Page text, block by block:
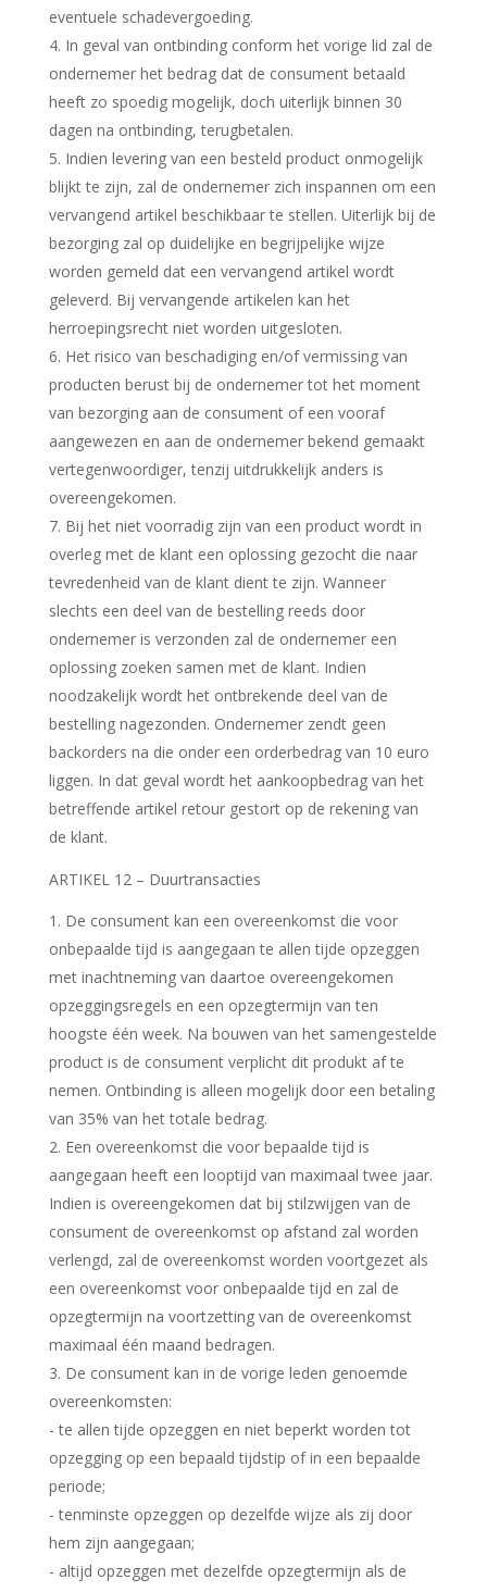
eventuele schadevergoeding.
4. In geval van ontbinding conform het vorige lid zal de
ondernemer het bedrag dat de consument betaald
heeft zo spoedig mogelijk, doch uiterlijk binnen 30
dagen na ontbinding, terugbetalen.
5. Indien levering van een besteld product onmogelijk
blijkt te zijn, zal de ondernemer zich inspannen om een
vervangend artikel beschikbaar te stellen. Uiterlijk bij de
bezorging zal op duidelijke en begrijpelijke wijze
worden gemeld dat een vervangend artikel wordt
geleverd. Bij vervangende artikelen kan het
herroepingsrecht niet worden uitgesloten.
6. Het risico van beschadiging en/of vermissing van
producten berust bij de ondernemer tot het moment
van bezorging aan de consument of een vooraf
aangewezen en aan de ondernemer bekend gemaakt
vertegenwoordiger, tenzij uitdrukkelijk anders is
overeengekomen.
7. Bij het niet voorradig zijn van een product wordt in
overleg met de klant een oplossing gezocht die naar
tevredenheid van de klant dient te zijn. Wanneer
slechts een deel van de bestelling reeds door
ondernemer is verzonden zal de ondernemer een
oplossing zoeken samen met de klant. Indien
noodzakelijk wordt het ontbrekende deel van de
bestelling nagezonden. Ondernemer zendt geen
backorders na die onder een orderbedrag van 10 euro
liggen. In dat geval wordt het aankoopbedrag van het
betreffende artikel retour gestort op de rekening van
de klant.
ARTIKEL 12 – Duurtransacties
De consument kan een overeenkomst die voor
onbepaalde tijd is aangegaan te allen tijde opzeggen
met inachtneming van daartoe overeengekomen
opzeggingsregels en een opzegtermijn van ten
hoogste één week. Na bouwen van het samengestelde
product is de consument verplicht dit produkt af te
nemen. Ontbinding is alleen mogelijk door een betaling
van 35% van het totale bedrag.
2. Een overeenkomst die voor bepaalde tijd is
aangegaan heeft een looptijd van maximaal twee jaar.
Indien is overeengekomen dat bij stilzwijgen van de
consument de overeenkomst op afstand zal worden
verlengd, zal de overeenkomst worden voortgezet als
een overeenkomst voor onbepaalde tijd en zal de
opzegtermijn na voortzetting van de overeenkomst
maximaal één maand bedragen.
3. De consument kan in de vorige leden genoemde
overeenkomsten:
- te allen tijde opzeggen en niet beperkt worden tot
opzegging op een bepaald tijdstip of in een bepaalde
periode;
- tenminste opzeggen op dezelfde wijze als zij door
hem zijn aangegaan;
- altijd opzeggen met dezelfde opzegtermijn als de